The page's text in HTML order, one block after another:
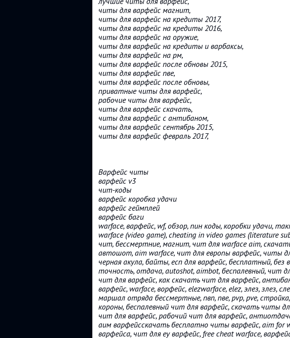
читы для варфейс магнит,
читы для варфейс на кредиты 2017,
читы для варфейс на кредиты 2016,
читы для варфейс на оружие,
читы для варфейс на кредиты и варбаксы,
читы для варфейс на рм,
читы для варфейс после обновы 2015,
читы для варфейс пве,
читы для варфейс после обновы,
приватные читы для варфейс,
рабочие читы для варфейс,
читы для варфейс скачать,
читы для варфейс с антибаном,
читы для варфейс сентябрь 2015,
читы для варфейс февраль 2017,
Варфейс читы
варфейс v3
чит-коды
варфейс коробка удачи
варфейс геймплей
варфейс баги
warface, варфейс, wf, обзор, пин коды, коробки удачи,
warface (video game), cheating in video games (literature
чит, бессмертние, магнит, чит для warface aim,
автошот, aim warface, чит для европы варфейс, читы
черная акула, байты, есп для варфейс, бесплатный, без
точность, отдача, autoshot, aimbot, беспалевный, чит
чит для варфейс, как скачать чит для варфейс,
варфейс, warface, ворфейс, elezwarface, elez, элез, злез,
маршал отряда бессмертные, пвп, пве, pvp, pve,
короны, беспалевный чит для варфейс, скачать читы
чит для варфейс, рабочий чит для варфейс,
аим варфейсскачать бесплатно читы варфейс, aim for
варфейса, чит для еу варфейс, free cheat warface,